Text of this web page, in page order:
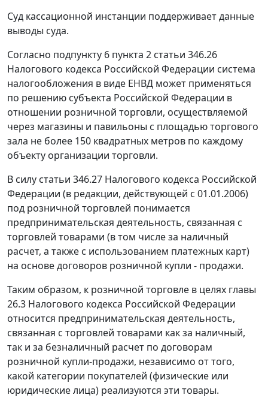
Суд кассационной инстанции поддерживает данные
выводы суда.
Согласно подпункту 6 пункта 2 статьи 346.26
Налогового кодекса Российской Федерации система
налогообложения в виде ЕНВД может применяться
по решению субъекта Российской Федерации в
отношении розничной торговли, осуществляемой
через магазины и павильоны с площадью торгового
зала не более 150 квадратных метров по каждому
объекту организации торговли.
В силу статьи 346.27 Налогового кодекса Российской
Федерации (в редакции, действующей с 01.01.2006)
под розничной торговлей понимается
предпринимательская деятельность, связанная с
торговлей товарами (в том числе за наличный
расчет, а также с использованием платежных карт)
на основе договоров розничной купли - продажи.
Таким образом, к розничной торговле в целях главы
26.3 Налогового кодекса Российской Федерации
относится предпринимательская деятельность,
связанная с торговлей товарами как за наличный,
так и за безналичный расчет по договорам
розничной купли-продажи, независимо от того,
какой категории покупателей (физические или
юридические лица) реализуются эти товары.